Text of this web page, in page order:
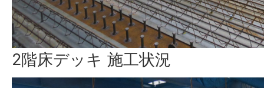
2階床デッキ 施工状況